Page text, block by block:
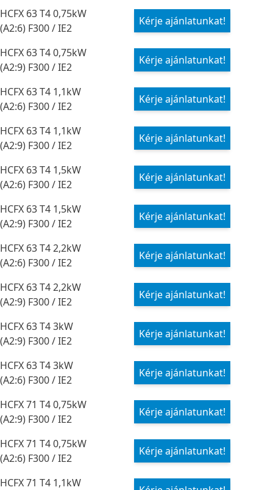
HCFX 63 T4 0,75kW
(A2:6) F300 / IE2
Kérje ajánlatunkat!
HCFX 63 T4 0,75kW
(A2:9) F300 / IE2
Kérje ajánlatunkat!
HCFX 63 T4 1,1kW
(A2:6) F300 / IE2
Kérje ajánlatunkat!
HCFX 63 T4 1,1kW
(A2:9) F300 / IE2
Kérje ajánlatunkat!
HCFX 63 T4 1,5kW
(A2:6) F300 / IE2
Kérje ajánlatunkat!
HCFX 63 T4 1,5kW
(A2:9) F300 / IE2
Kérje ajánlatunkat!
HCFX 63 T4 2,2kW
(A2:6) F300 / IE2
Kérje ajánlatunkat!
HCFX 63 T4 2,2kW
(A2:9) F300 / IE2
Kérje ajánlatunkat!
HCFX 63 T4 3kW
(A2:9) F300 / IE2
Kérje ajánlatunkat!
HCFX 63 T4 3kW
(A2:6) F300 / IE2
Kérje ajánlatunkat!
HCFX 71 T4 0,75kW
(A2:9) F300 / IE2
Kérje ajánlatunkat!
HCFX 71 T4 0,75kW
(A2:6) F300 / IE2
Kérje ajánlatunkat!
HCFX 71 T4 1,1kW